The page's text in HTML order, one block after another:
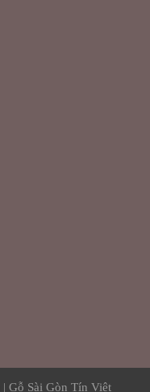
| Gỗ Sài Gòn Tín Việt